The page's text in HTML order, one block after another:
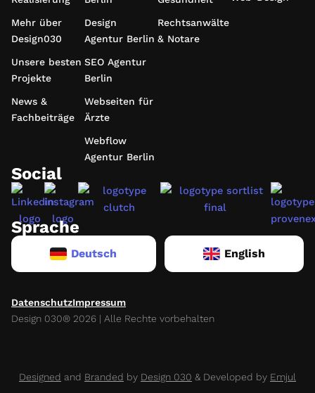
Mehr über
Design030
Unsere besten
Projekte
News &
Fachbeiträge
Design
Agentur Berlin
SEO Agentur
Berlin
Webseiten für
Ärzte
Webflow
Agentur Berlin
Rechtsanwälte
& Notare
Social
Sprache
Deutsch English
DatenschutzImpressum
Design 030® 2026 | Alle Rechte vorbehalten
Designed and Branded by Design 030 & Developed by Emjul